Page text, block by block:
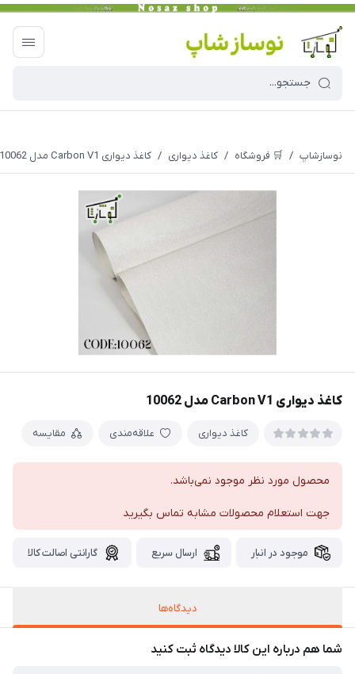
نوسازشاپ / 🛒 فروشگاه / کاغذ دیواری / کاغذ دیواری Carbon V1 مدل 10062
کاغذ دیواری Carbon V1 مدل 10062
کاغذ دیواری علاقه‌مندی مقایسه
محصول مورد نظر موجود نمی‌باشد.
جهت استعلام محصولات مشابه تماس بگیرید
موجود در انبار ارسال سریع گارانتی اصالت کالا
دیدگاه‌ها
شما هم درباره این کالا دیدگاه ثبت کنید